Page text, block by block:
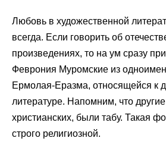
Любовь в художественной
всегда. Если говорить об
произведениях, то на ум сразу
Феврония Муромские из
Ермолая-Еразма, относящейся к
литературе. Напомним, что
христианских, были табу. Такая
строго религиозной.